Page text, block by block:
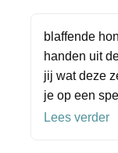
blaffende
handen uit
jij wat deze
je op een
Lees verder